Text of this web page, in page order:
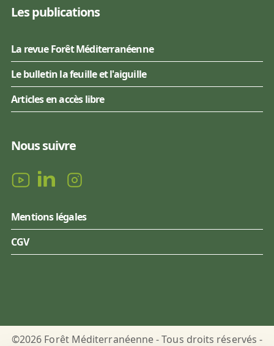
Les publications
La revue Forêt Méditerranéenne
Le bulletin la feuille et l'aiguille
Articles en accès libre
Nous suivre
Mentions légales
CGV
©2026 Forêt Méditerranéenne - Tous droits réservés -